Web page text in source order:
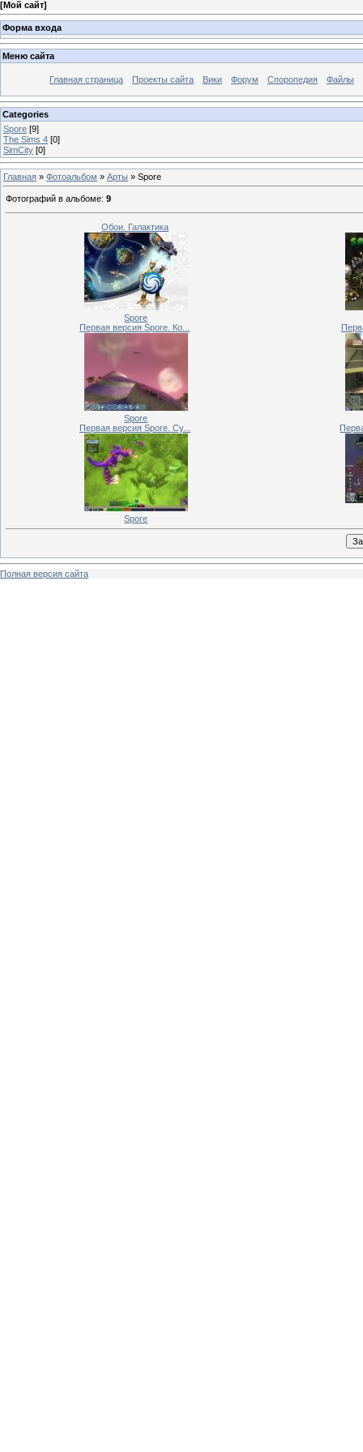
[Мой сайт]
Форма входа
Меню сайта
Главная страница Проекты сайта Вики Форум Споропедия Файлы
Categories
Spore [9]
The Sims 4 [0]
SimCity [0]
Главная » Фотоальбом » Арты » Spore
Фотографий в альбоме: 9
Обои. Галактика
Spore
Первая версия Spore. Ко...
Spore
Первая версия Spore. Су...
Spore
Полная версия сайта